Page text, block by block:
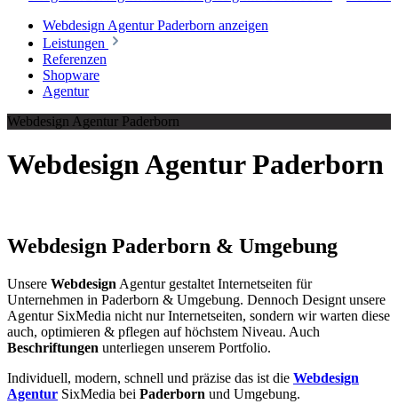
Webdesign Agentur Paderborn anzeigen
Leistungen
Referenzen
Shopware
Agentur
Webdesign Agentur Paderborn
Webdesign Agentur Paderborn
Webdesign Paderborn & Umgebung
Unsere Webdesign Agentur gestaltet Internetseiten für
Unternehmen in Paderborn & Umgebung. Dennoch Designt unsere
Agentur SixMedia nicht nur Internetseiten, sondern wir warten diese
auch, optimieren & pflegen auf höchstem Niveau. Auch
Beschriftungen unterliegen unserem Portfolio.
Individuell, modern, schnell und präzise das ist die Webdesign
Agentur SixMedia bei Paderborn und Umgebung.